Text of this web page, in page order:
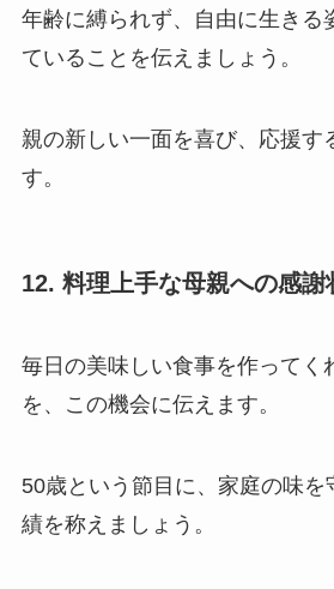
年齢に縛られず、自由に生きる
ていることを伝えましょう。
親の新しい一面を喜び、応援す
す。
12. 料理上手な母親への感謝
毎日の美味しい食事を作ってく
を、この機会に伝えます。
50歳という節目に、家庭の味を
績を称えましょう。